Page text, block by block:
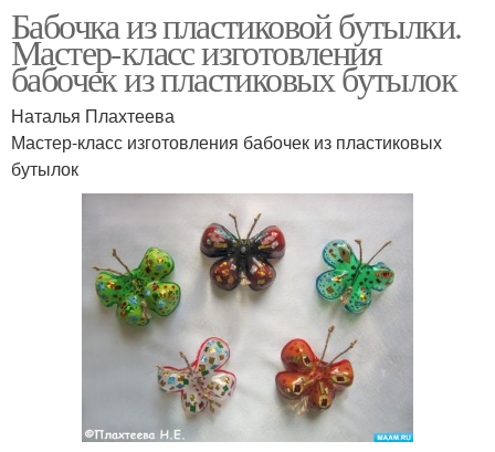
Бабочка из пластиковой бутылки.
Мастер-класс изготовления
бабочек из пластиковых бутылок
Наталья Плахтеева
Мастер-класс изготовления бабочек из пластиковых
бутылок